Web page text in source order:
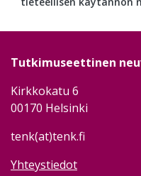
Tutkimuseettinen
Kirkkokatu 6
00170 Helsinki
tenk(at)tenk.fi
Yhteystiedot